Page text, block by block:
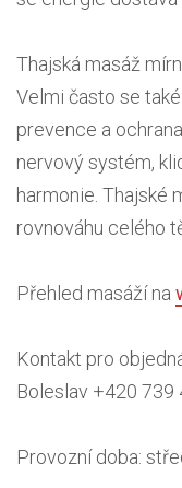
Thajská masáž
Velmi často se
prevence a
nervový systém,
harmonie. Thajské
rovnováhu celého
Přehled masáží na
Kontakt pro
Boleslav +420 739
Provozní doba: